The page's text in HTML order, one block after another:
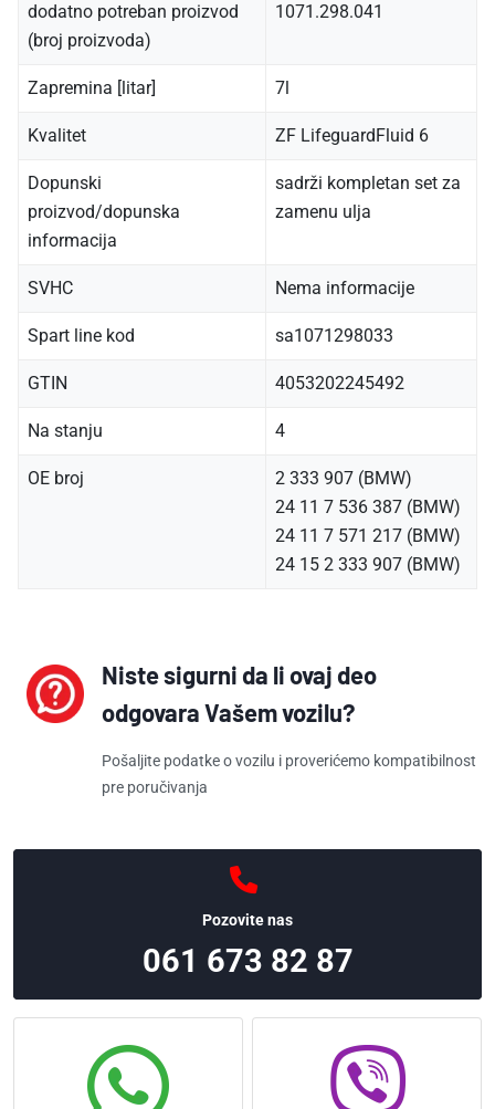
dodatno potreban proizvod
(broj proizvoda)
1071.298.041
Zapremina [litar] 7l
Kvalitet ZF LifeguardFluid 6
Dopunski
proizvod/dopunska
informacija
sadrži kompletan set za
zamenu ulja
SVHC Nema informacije
Spart line kod sa1071298033
GTIN 4053202245492
Na stanju 4
OE broj
2 333 907 (BMW)
24 11 7 536 387 (BMW)
24 11 7 571 217 (BMW)
24 15 2 333 907 (BMW)
Niste sigurni da li ovaj deo
odgovara Vašem vozilu?
Pošaljite podatke o vozilu i proverićemo kompatibilnost
pre poručivanja
Pozovite nas
061 673 82 87